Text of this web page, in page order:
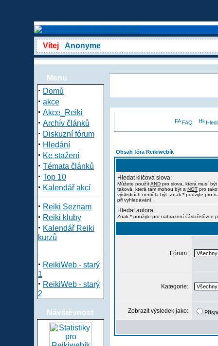
Vítej Anonyme
Menu
· Domů
· akce
· Akce_Reiki
· Archív článků
· Diskuzní fórum
· Hledání
· Ke stažení
· Témata článků
· Top 10
· Kalendář akcí
· Reiki Seznam
· Reiki kluby
· Kalendář Reiki
kurzů
· ReikiWeb - starý
1
· ReikiWeb - starý
2
Návštěvnost
FAQ
Obsah fóra Reikiwebík
Hledat klíčová slova:
Můžete použítAND pro slova, která musí
taková, která tam mohou být a NOT pro
výsledcích neměla být. Znak * použijte pro
při vyhledávání.
Hledat autora:
Znak * použijte pro nahrazení části řetězce
Fórum:
Kategorie:
Zobrazit výsledek jako: